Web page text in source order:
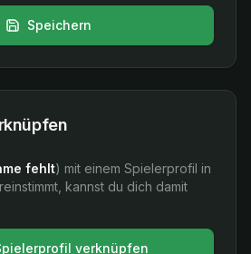
Speichern
fehlt) mit einem Spielerprofil in
kannst du dich damit
verknüpfen